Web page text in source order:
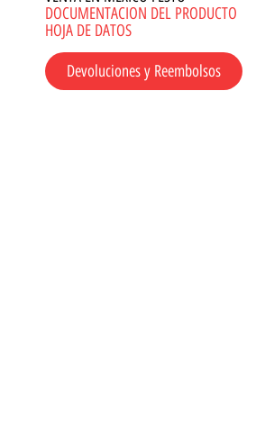
DOCUMENTACION DEL PRODUCTO
HOJA DE DATOS
Devoluciones y Reembolsos